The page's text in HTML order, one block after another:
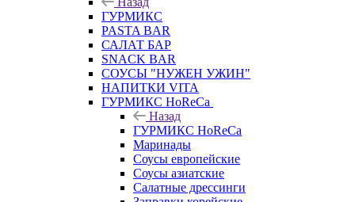
ГУРМИКС
PASTA BAR
САЛАТ БАР
SNACK BAR
СОУСЫ "НУЖЕН УЖИН"
НАПИТКИ VITA
ГУРМИКС HoReCa
Назад
ГУРМИКС HoReCa
Маринады
Соусы европейские
Соуcы азиатские
Салатные дрессинги